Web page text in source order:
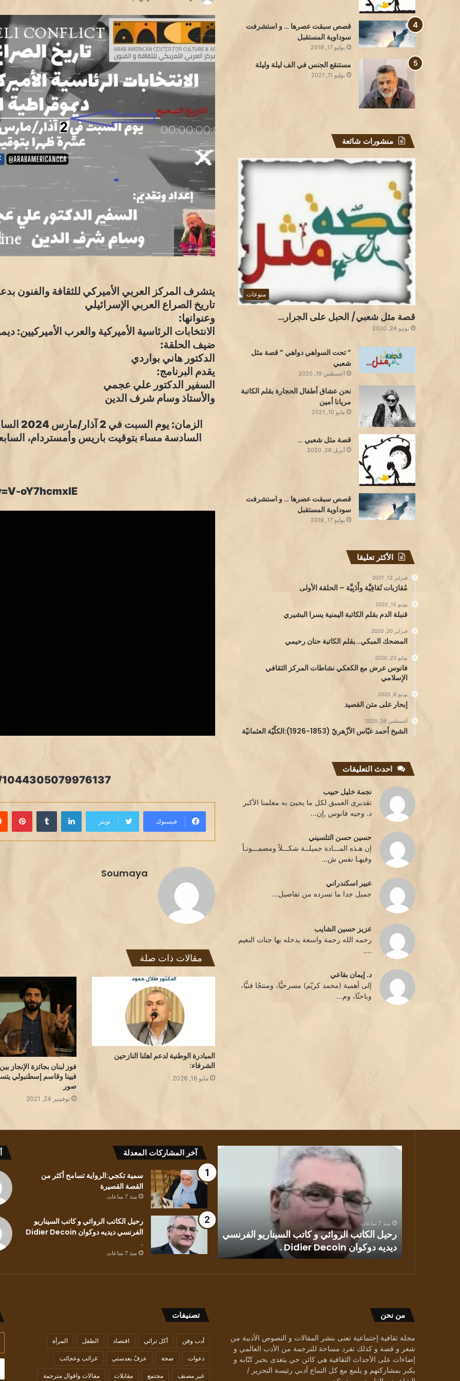
يتشرف المركز العربي الأميركي للثقافة والفنون
تاريخ الصراع العربي الإسرائيلي
وعنوانها:
الانتخابات الرئاسية الأميركية والعرب الأميركيين:
ضيف الحلقة:
الدكتور هاني بواردي
يقدم البرنامج:
السفير الدكتور علي عجمي
والأستاذ وسام شرف الدين
السادسة مساء بتوقيت باريس وأمستردام،
oY7hcmxlE
فيسبوك تويتر
لينكدإن
Soumaya
مقالات ذات صلة
المبادرة الوطنية لدعم اهلنا النازحين
الشرفاء:
مايو 16, 2026
فوز لبنان بجائزة الإنجاز
فيينا وقاسم إسطنبولي
صور
نوفمبر 24, 2021
قصص سبقت عصرها … و استشرفت
سوداوية المستقبل
يوليو 17, 2019
مستنقع الجنس في الف ليلة وليلة
يوليو 11, 2021
منشورات شائعة
منوعات
قصة مثل شعبي/ الحبل على الجرار…
يونيو 24, 2020
” تحت السواهي دواهي ” قصة مثل
شعبي
أغسطس 19, 2020
نحن عشاق أطفال الحجارة بقلم الكاتبة
مريانا أمين
مايو 10, 2021
قصة مثل شعبي …
أبريل 28, 2020
قصص سبقت عصرها … و استشرفت
سوداوية المستقبل
يوليو 17, 2019
الأكثر تعليقا
فبراير 12, 2021
مُقارَبات ثَقافِيَّة وأَدَبِيَّة – الحلقة الأولى
يونيو 15, 2020
قنبلة الدم بقلم الكاتبة اليمنية يسرا البشيري
فبراير 20, 2020
المضحك المبكي…بقلم الكاتبة حنان رحيمي
يوليو 23, 2020
فانوس عرض مع الكعكي نشاطات المركز الثقافي
الإسلامي
يونيو 8, 2020
إبحار على متن القصيد
أغسطس 26, 2020
الشيخ أحمد عبّاس الأزْهريّ (1853-1926):الكلّيّة العثمانيّة
احدث التعليقات
نجمة خليل حبيب
تقدبرى العميق لكل ما يجيئ به معلمنا الأكبر
د. وجيه فانوس ,إن...
حسين حسن التلسيني
إن هـذه المـــادة جميلــة شكـــلاً ومضمـــونـاً
وفيهـا نفس ش...
عبير اسكندراني
جميل جدا ما تسرده من تفاصيل...
عزيز حسين الشايب
رحمه الله رحمة واسعة يدخله بها جنات النعيم
....
د. إيمان بقاعي
إلى أهمية (محمد كريّم) مسرحيًّا، ومنتجًا فنيًّا،
وباحثًا، وم...
رحيل
ديديه
دوكوان
Didier
Decoin
منذ 7 ساعات
رحيل الكاتب الروائي و كاتب السيناريو الفرنسي
ديديه دوكوان Didier Decoin .
قراءة
في
رواية
رسائل
للكاتب
الفلسطيني
منذ 7 ساعات
قراءة في رواية رسائل بلون وطن.. للكاتب
الفلسطيني محمد حسين..
سمية
آخر المشاركات المعدلة
سمية تكجي:الرواية تسامح أكثر من
القصة القصيرة
منذ 7 ساعات
رحيل الكاتب الروائي و كاتب السيناريو
الفرنسي ديديه دوكوان Didier Decoin
.
منذ 7 ساعات
من نحن
مجلة ثقافية إجتماعية تعنى بنشر المقالات و النصوص الأدبية من
شعر و قصة و كذلك تفرد مساحة للترجمة من الأدب العالمي و
إضاءات على الأحداث الثقافية هي كائن حي يتغذى بحبر كتّابه و
يكبر بمشاركتهم و يلمع مع كل التماع أدبي رئيسة التحرير /
تصنيفات
أدب وفن أكل تراثي اقتصاد الطفل المرأة
دعوات صحة عزفٌ بعدستي غرائب وعجائب
غير مصنف مجتمع مقابلات مقالات واقوال مترجمة